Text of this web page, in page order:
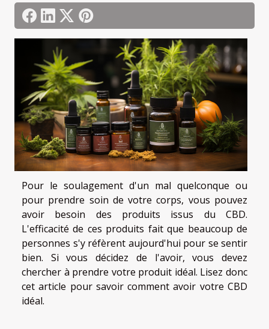
Pour le soulagement d'un mal quelconque ou
pour prendre soin de votre corps, vous pouvez
avoir besoin des produits issus du CBD.
L'efficacité de ces produits fait que beaucoup de
personnes s'y réfèrent aujourd'hui pour se sentir
bien. Si vous décidez de l'avoir, vous devez
chercher à prendre votre produit idéal. Lisez donc
cet article pour savoir comment avoir votre CBD
idéal.